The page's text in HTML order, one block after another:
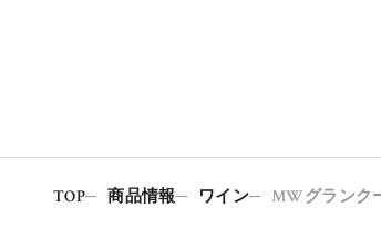
TOP 商品情報 ワイン MWグランク